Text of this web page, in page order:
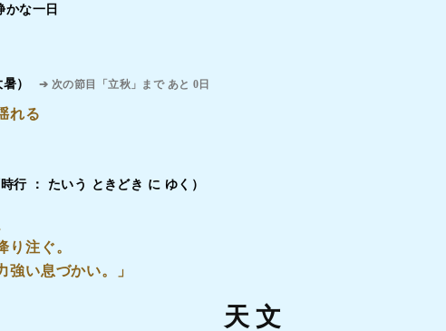
かな一日
暑） ➔ 次の節目「立秋」まで あと 0日
れる
行 ： たいう ときどき に ゆく ）
り注ぐ。
強い息づかい。」
天 文